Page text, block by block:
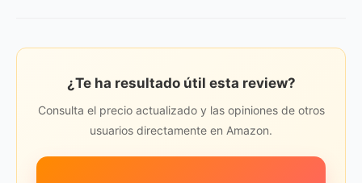
¿Te ha resultado útil esta review?
Consulta el precio actualizado y las opiniones de otros
usuarios directamente en Amazon.